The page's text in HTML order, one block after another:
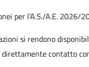
per l’A.S./A.E.
si rendono
contatto